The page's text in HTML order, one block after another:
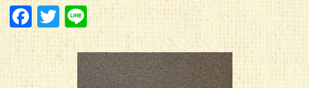
Facebook
Twitter
Line